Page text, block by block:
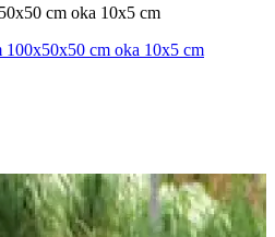
cm oka 10x5 cm
cm oka 10x5 cm